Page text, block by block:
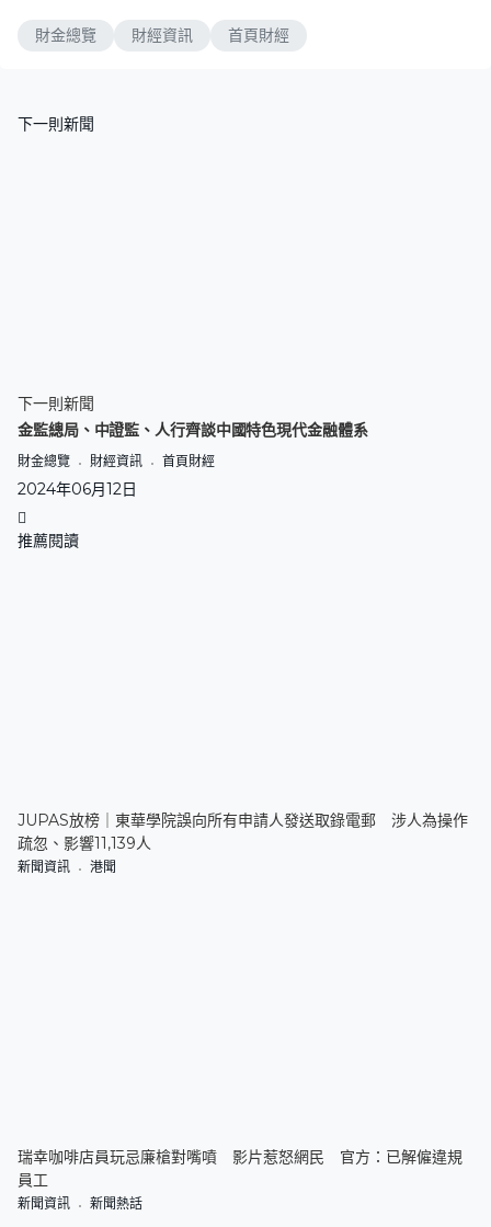
財金總覽 財經資訊 首頁財經
下一則新聞
下一則新聞
金監總局、中證監、人行齊談中國特色現代金融體系
財金總覽 財經資訊 首頁財經
2024年06月12日
推薦閱讀
JUPAS放榜｜東華學院誤向所有申請人發送取錄電郵 涉人為操作
疏忽、影響11,139人
新聞資訊 港聞
瑞幸咖啡店員玩忌廉槍對嘴噴 影片惹怒網民 官方：已解僱違規
員工
新聞資訊 新聞熱話